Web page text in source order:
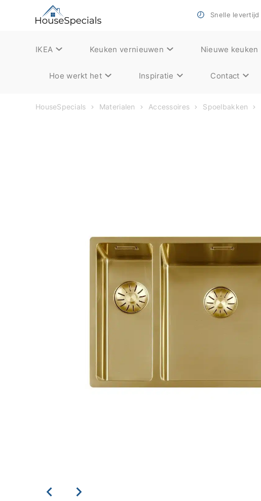
Snelle levertijd
IKEA Keuken vernieuwen Nieuwe keuken
Hoe werkt het Inspiratie Contact
HouseSpecials Materialen Accessoires Spoelbakken